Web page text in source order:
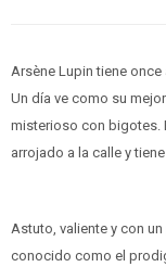
Arsène Lupin tiene
Un día ve como su
misterioso con bigotes.
arrojado a la calle y
Astuto, valiente y con
conocido como el